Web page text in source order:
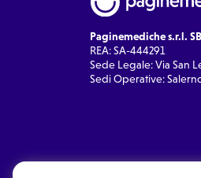
Paginemediche s.r.l. SB
REA: SA-444291
Sede Legale: Via San
Sedi Operative: